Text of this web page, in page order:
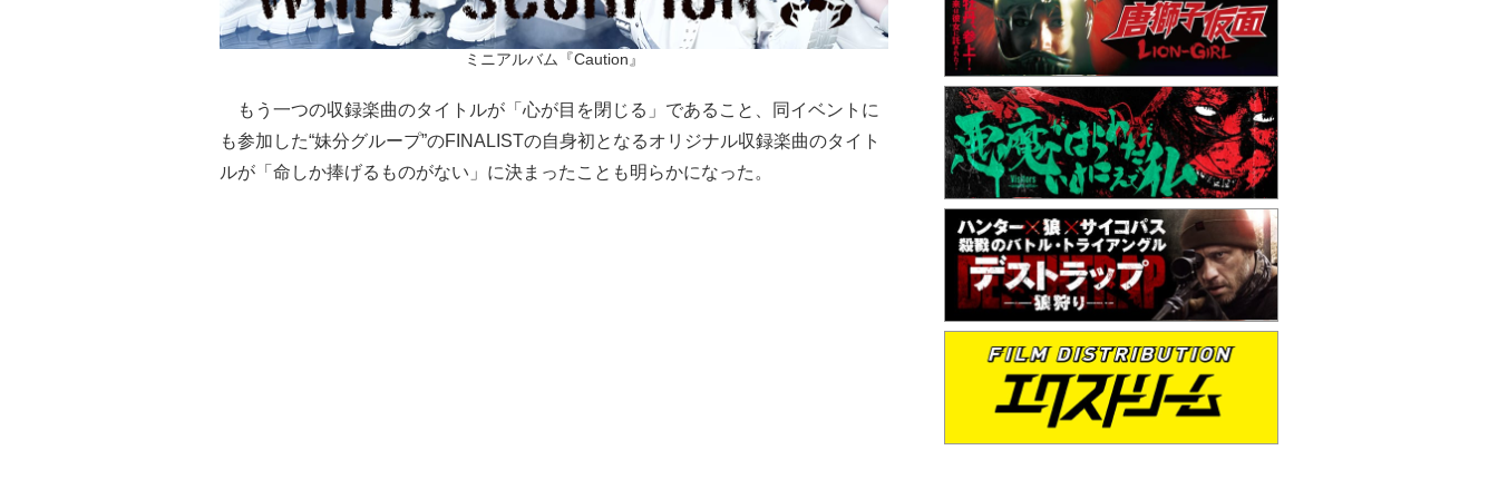
ミニアルバム『Caution』
もう一つの収録楽曲のタイトルが「心が目を閉じる」であること、同イベントに
も参加した“妹分グループ”のFINALISTの自身初となるオリジナル収録楽曲のタイト
ルが「命しか捧げるものがない」に決まったことも明らかになった。